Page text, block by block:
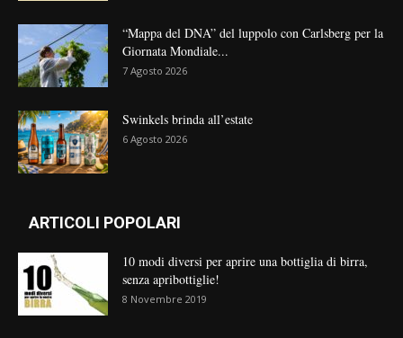
“Mappa del DNA” del luppolo con Carlsberg per la
Giornata Mondiale...
7 Agosto 2026
Swinkels brinda all’estate
6 Agosto 2026
ARTICOLI POPOLARI
10 modi diversi per aprire una bottiglia di birra,
senza apribottiglie!
8 Novembre 2019